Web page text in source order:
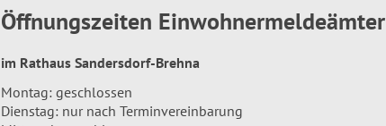
Öffnungszeiten Einwohnermeldeämter
im Rathaus Sandersdorf-Brehna
Montag: geschlossen
Dienstag: nur nach Terminvereinbarung